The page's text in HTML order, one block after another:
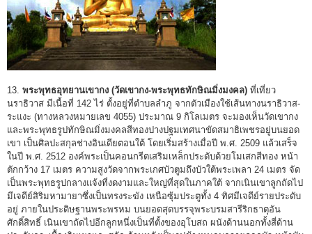
13. พระพุทธอุทยานเขากง (วัดเขากง-พระพุทธทักษิณมิ่งมงคล) ที่เที่ยว
นราธิวาส มีเนื้อที่ 142 ไร่ ตั้งอยู่ที่ตำบลลำภู จากตัวเมืองใช้เส้นทางนราธิวาส-
ระแงะ (ทางหลวงหมายเลข 4055) ประมาณ 9 กิโลเมตร จะมองเห็นวัดเขากง
และพระพุทธรูปทักษิณมิ่งมงคลสีทองปางปฐมเทศนาขัดสมาธิเพชรอยู่บนยอด
เขา เป็นศิลปะสกุลช่างอินเดียตอนใต้ โดยเริ่มสร้างเมื่อปี พ.ศ. 2509 แล้วเสร็จ
ในปี พ.ศ. 2512 องค์พระเป็นคอนกรีตเสริมเหล็กประดับด้วยโมเสกสีทอง หน้า
ตักกว้าง 17 เมตร ความสูงวัดจากพระเกศบัวตูมถึงบัวใต้พระเพลา 24 เมตร จัด
เป็นพระพุทธรูปกลางแจ้งที่งดงามและใหญ่ที่สุดในภาคใต้ จากเนินเขาลูกถัดไป
มีเจดีย์สิริมหามายาซึ่งเป็นทรงระฆัง เหนือซุ้มประตูทั้ง 4 ทิศมีเจดีย์รายประดับ
อยู่ ภายในประดิษฐานพระพรหม บนยอดสุดบรรจุพระบรมสารีริกธาตุอัน
ศักดิ์สิทธิ์ เนินเขาถัดไปอีกลูกหนึ่งเป็นที่ตั้งของอุโบสถ ผนังด้านนอกทั้งสี่ด้าน